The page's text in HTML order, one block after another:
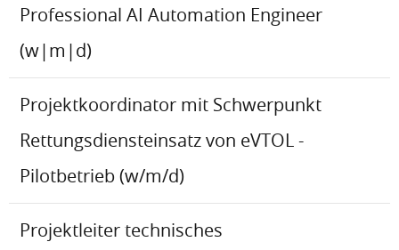
Professional AI Automation Engineer
(w|m|d)
Projektkoordinator mit Schwerpunkt
Rettungsdiensteinsatz von eVTOL -
Pilotbetrieb (w/m/d)
Projektleiter technisches